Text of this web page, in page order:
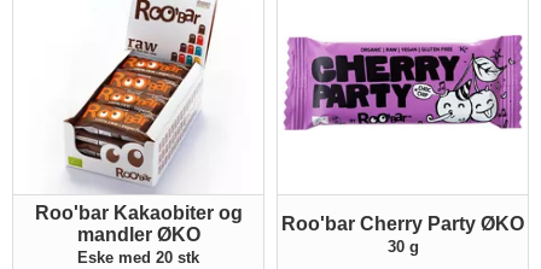
Roo'bar Kakaobiter og
mandler ØKO
Eske med 20 stk
Roo'bar Cherry Party ØKO
30 g